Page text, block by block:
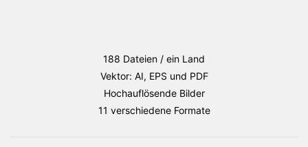
188 Dateien / ein Land
Vektor: AI, EPS und PDF
Hochauflösende Bilder
11 verschiedene Formate